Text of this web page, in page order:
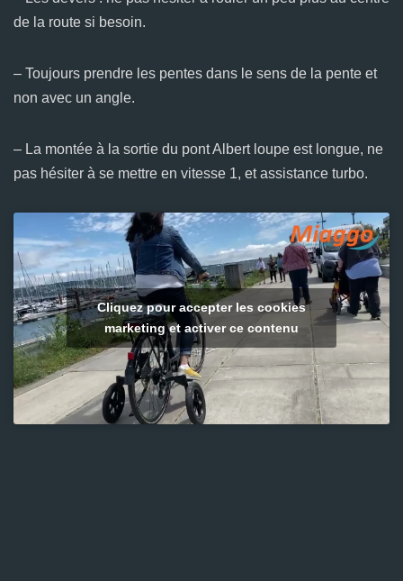
de la route si besoin.
– Toujours prendre les pentes dans le sens de la pente et
non avec un angle.
– La montée à la sortie du pont Albert loupe est longue, ne
pas hésiter à se mettre en vitesse 1, et assistance turbo.
Cliquez pour accepter les cookies
marketing et activer ce contenu